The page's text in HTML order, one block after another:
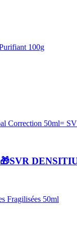
🎁SVR